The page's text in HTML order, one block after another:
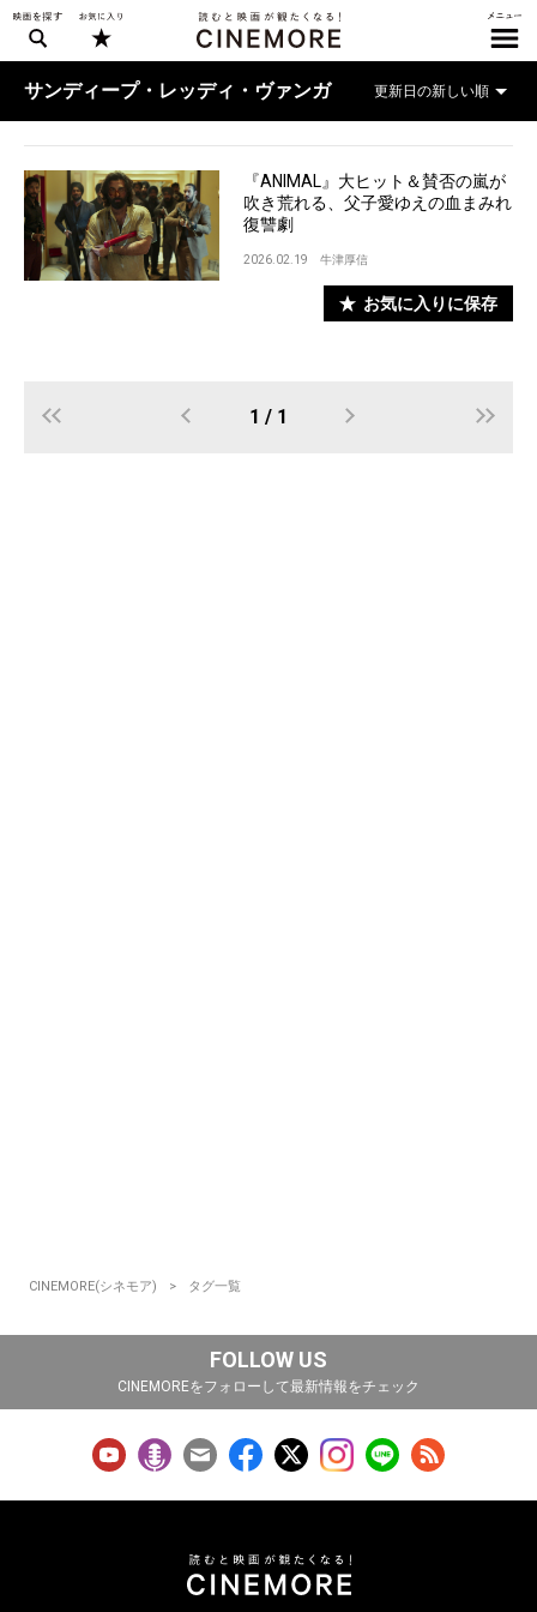
サンディープ・レッディ・ヴァンガ
『ANIMAL』大ヒット＆賛否の嵐が
吹き荒れる、父子愛ゆえの血まみれ
復讐劇
2026.02.19 牛津厚信
お気に入りに保存
1 / 1
CINEMORE(シネモア) タグ一覧
FOLLOW US
CINEMOREをフォローして最新情報をチェック